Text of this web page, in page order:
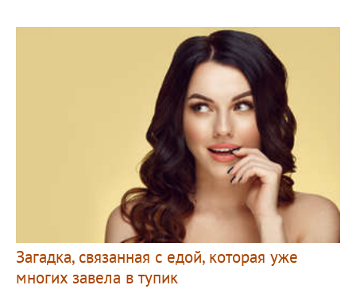
Загадка, связанная с едой, которая уже
многих завела в тупик